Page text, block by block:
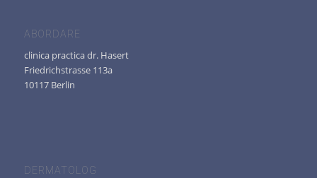
ABORDARE
clinica practica dr. Hasert
Friedrichstrasse 113a
10117 Berlin
DERMATOLOG